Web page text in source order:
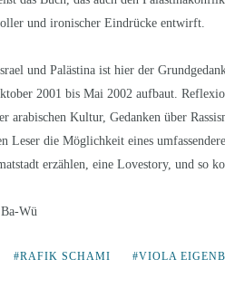
und ironischer Eindrücke entwirft.
und Palästina ist hier der
2001 bis Mai 2002 aufbaut.
arabischen Kultur, Gedanken über
Leser die Möglichkeit eines
erzählen, eine Lovestory, und so
Wü
RAFIK SCHAMI VIOLA